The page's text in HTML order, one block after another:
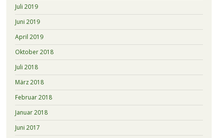
Juli 2019
Juni 2019
April 2019
Oktober 2018
Juli 2018
März 2018
Februar 2018
Januar 2018
Juni 2017